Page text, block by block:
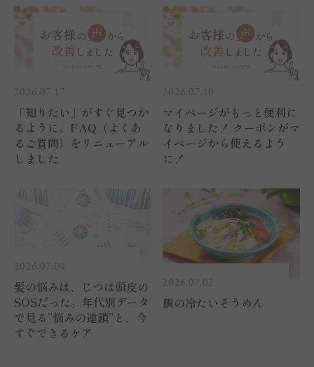
2026.07.17
「知りたい」がすぐ見つか
るように。FAQ（よくあ
るご質問）をリニューアル
しました
2026.07.10
マイページがもっと便利に
なりました！ クーポンがマ
イページから使えるよう
に！
2026.07.09
髪の悩みは、じつは頭皮の
SOSだった。年代別データ
で見る“悩みの連鎖”と、今
すぐできるケア
2026.07.02
鯛の冷たいそうめん